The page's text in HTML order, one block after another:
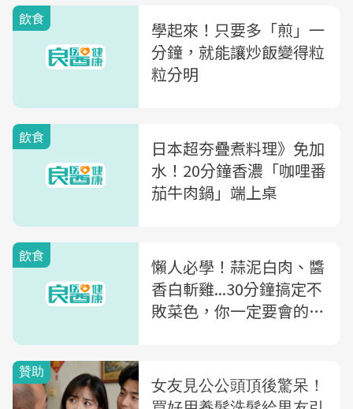
飲食
學起來！只要多「煎」一
分鐘，就能讓炒飯變得粒
粒分明
飲食
日本超夯疊煮料理》免加
水！20分鐘香濃「咖哩番
茄牛肉鍋」端上桌
飲食
懶人必學！蒜泥白肉、醬
香白斬雞...30分鐘搞定不
敗菜色，你一定要會的3